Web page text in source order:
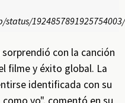
con la canción
filme y éxito global. La
identificada con su